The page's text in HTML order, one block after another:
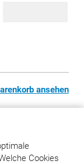
Cookies
ansehen
Dr. Werner Hippe GmbH